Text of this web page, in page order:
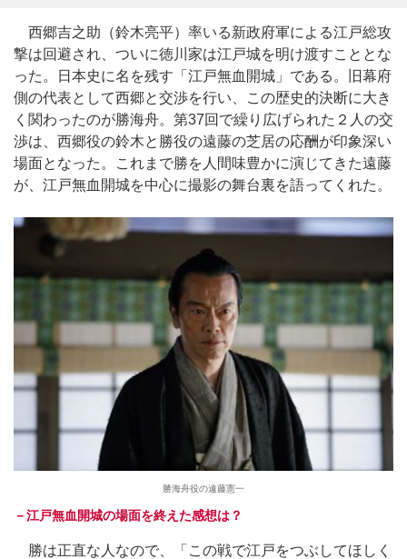
西郷吉之助（鈴木亮平）率いる新政府軍による江戸総攻
撃は回避され、ついに徳川家は江戸城を明け渡すこととな
った。日本史に名を残す「江戸無血開城」である。旧幕府
側の代表として西郷と交渉を行い、この歴史的決断に大き
く関わったのが勝海舟。第37回で繰り広げられた２人の交
渉は、西郷役の鈴木と勝役の遠藤の芝居の応酬が印象深い
場面となった。これまで勝を人間味豊かに演じてきた遠藤
が、江戸無血開城を中心に撮影の舞台裏を語ってくれた。
勝海舟役の遠藤憲一
－江戸無血開城の場面を終えた感想は？
勝は正直な人なので、「この戦で江戸をつぶしてほしく